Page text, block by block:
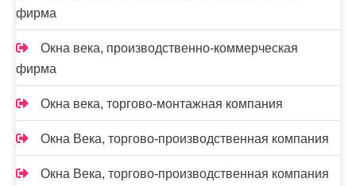
фирма
Окна века, производственно-коммерческая
фирма
Окна века, торгово-монтажная компания
Окна Века, торгово-производственная компания
Окна Века, торгово-производственная компания